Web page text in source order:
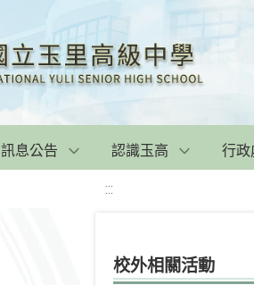
訊息公告 認識玉高 行政
:::
校外相關活動